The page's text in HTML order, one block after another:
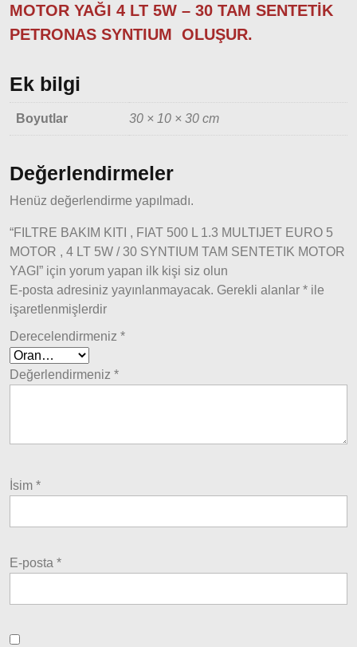
2006 –
2014
Ducato
Tipo &
Tipo
Uno
Fiorino
Tempra
Fiat
Palio
Palio
Palio
Palio
MOTOR YAĞI 4 LT 5W – 30 TAM SENTETİK
PETRONAS SYNTIUM OLUŞUR.
Ek bilgi
Boyutlar 30 × 10 × 30 cm
Değerlendirmeler
Henüz değerlendirme yapılmadı.
“FILTRE BAKIM KITI , FIAT 500 L 1.3 MULTIJET EURO 5
MOTOR , 4 LT 5W / 30 SYNTIUM TAM SENTETIK MOTOR
YAGI” için yorum yapan ilk kişi siz olun
E-posta adresiniz yayınlanmayacak. Gerekli alanlar * ile
işaretlenmişlerdir
Derecelendirmeniz *
Değerlendirmeniz *
İsim *
E-posta *